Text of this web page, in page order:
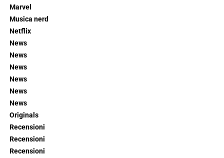
Marvel
Musica nerd
Netflix
News
News
News
News
News
News
Originals
Recensioni
Recensioni
Recensioni